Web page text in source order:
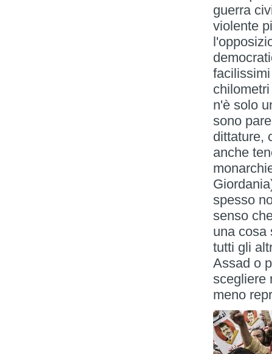
guerra
violente
n'è solo
sono
dittature,
anche
spesso
senso
una cosa
tutti gli
Assad o
scegliere
meno